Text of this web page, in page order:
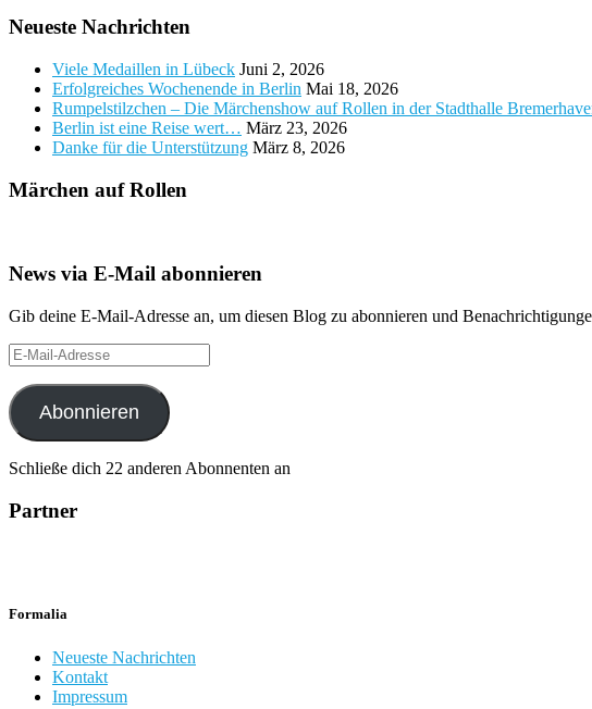
Neueste Nachrichten
Viele Medaillen in Lübeck Juni 2, 2026
Erfolgreiches Wochenende in Berlin Mai 18, 2026
Rumpelstilzchen – Die Märchenshow auf Rollen in der Stadthalle
Berlin ist eine Reise wert… März 23, 2026
Danke für die Unterstützung März 8, 2026
Märchen auf Rollen
News via E-Mail abonnieren
Gib deine E-Mail-Adresse an, um diesen Blog zu abonnieren und
E-
Mail-
Adresse
Abonnieren
Schließe dich 22 anderen Abonnenten an
Partner
Formalia
Neueste Nachrichten
Kontakt
Impressum